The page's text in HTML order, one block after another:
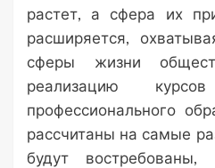
растет, а сфера их
расширяется,
сферы жизни
реализацию курсов
профессионального
рассчитаны на самые
будут